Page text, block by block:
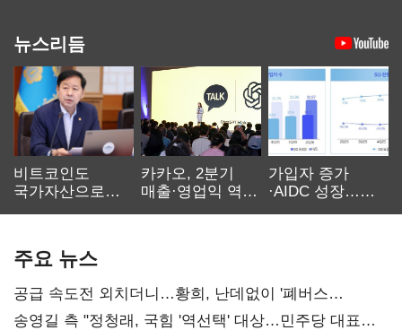
뉴스리듬
비트코인도
국가자산으로…'
카카오, 2분기
매출·영업익 역대
가입자 증가
·AIDC 성장…
주요 뉴스
공급 속도전 외치더니…황희, 난데없이 '폐버스
리모델링' 제안
송영길 측 "정청래, 국힘 '역선택' 대상…민주당 대표로